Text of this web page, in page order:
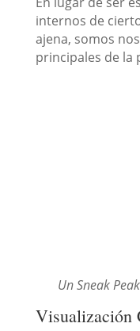
internos de
ajena, somos
principales de la
Un Sneak
Visualización